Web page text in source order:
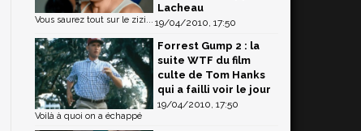
Lacheau
19/04/2010, 17:50
Vous saurez tout sur le zizi...
Forrest Gump 2 : la
suite WTF du film
culte de Tom Hanks
qui a failli voir le jour
19/04/2010, 17:50
Voilà à quoi on a échappé